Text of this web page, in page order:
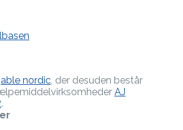
able nordic, der desuden består
AJ
.